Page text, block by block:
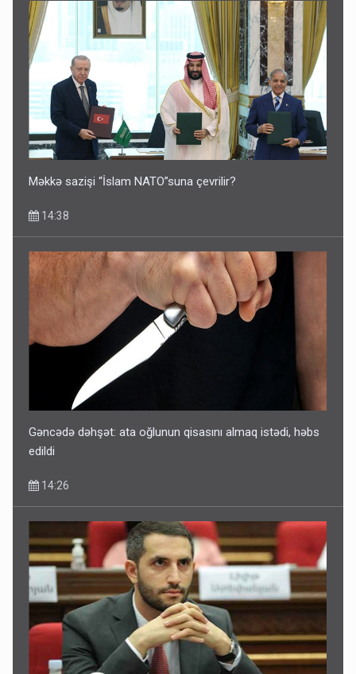
Pakistan prezidentindən Azərbaycanla bağlı açıqlama
13:58
Sənədsiz ev sahiblərinin nəzərinə: Çıxarış almaq üçün...
Keçmiş nazirin mənsub olduğu nəslin 6 min yaşı var?
12:56
Məkkə sazişi “İslam NATO”suna çevrilir?
14:38
Gəncədə dəhşət: ata oğlunun qisasını almaq istədi, həbs
edildi
14:26